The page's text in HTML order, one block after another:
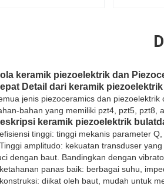
keramik piezoelektrik dan
Detail dari keramik
jenis piezoceramics dan
bahan yang memiliki pzt4, pzt5, pzt8,
keramik piezoelektrik bulat
tinggi: tinggi mekanis parameter
amplitudo: kekuatan transduser
dengan baut. Bandingkan dengan
panas baik: berbagai suhu,
diikat oleh baut, mudah untuk